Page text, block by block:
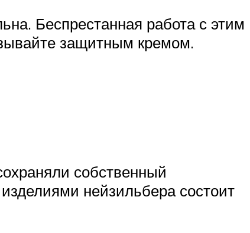
Беспрестанная работа с этим
защитным кремом.
собственный
нейзильбера состоит